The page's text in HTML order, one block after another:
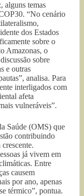
alguns temas
“No cenário
dos Estados
sobre o
Amazonas, o
sobre
e outras
analisa. Para
interligados com
afeta
vulneráveis”.
Saúde (OMS) que
contribuindo
já vivem em
Entre
causem
por ano, apenas
térmico”, pontua.